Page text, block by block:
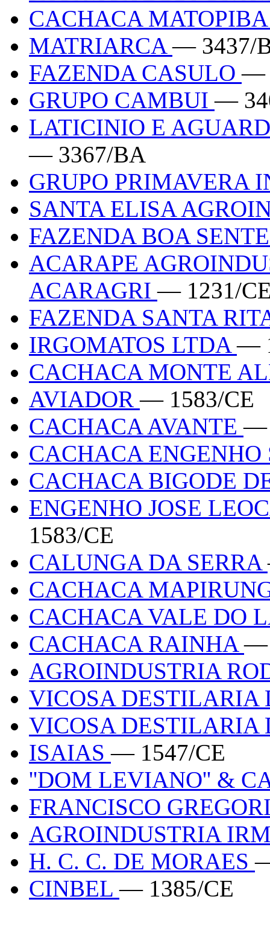
CACHACA
MATRIARCA— 3437/
FAZENDA CASULO—
GRUPO CAMBUI—
LATICINIO E
— 3367/BA
GRUPO PRIMAVERA
SANTA ELISA
FAZENDA BOA
ACARAPE
ACARAGRI— 1231/
FAZENDA SANTA
IRGOMATOS LTDA—
CACHACA MONTE
AVIADOR— 1583/CE
CACHACA AVANTE—
CACHACA
CACHACA BIGODE
ENGENHO JOSE
1583/CE
CALUNGA DA SERRA
CACHACA
CACHACA VALE DO
CACHACA RAINHA—
AGROINDUSTRIA
VICOSA DESTILARIA
VICOSA DESTILARIA
ISAIAS— 1547/CE
''DOM LEVIANO'' &
FRANCISCO
AGROINDUSTRIA
H. C. C. DE MORAES
CINBEL— 1385/CE